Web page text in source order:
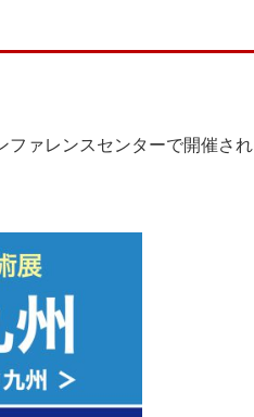
ファレンスセンターで開催され